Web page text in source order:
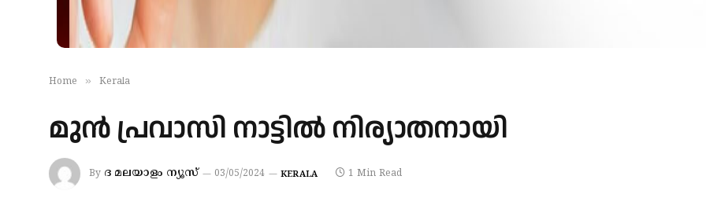
Home » Kerala
മുന്‍ പ്രവാസി നാട്ടില്‍ നിര്യാതനായി
By ദ മലയാളം ന്യൂസ് 03/05/2024 KERALA 1 Min Read